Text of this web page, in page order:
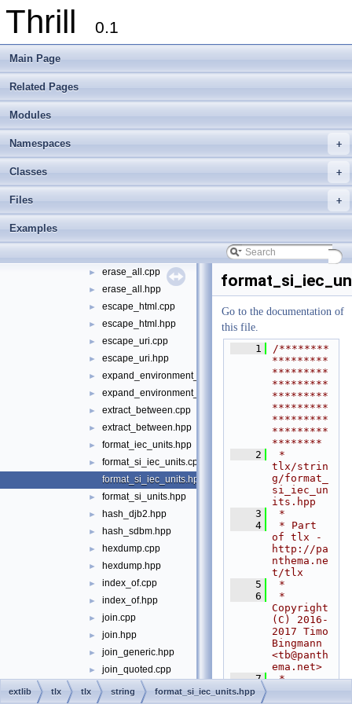
Thrill 0.1
Main Page
Related Pages
Modules
+
Namespaces
+
Classes
+
Files
Examples
► base64.cpp
► base64.hpp
► compare_icase.cpp
► contains_word.hpp
► erase_all.cpp
► erase_all.hpp
► escape_html.cpp
► escape_html.hpp
► escape_uri.cpp
► escape_uri.hpp
► expand_environment_variables.cpp
► expand_environment_variables.hpp
► extract_between.cpp
► extract_between.hpp
► format_iec_units.hpp
►
format_si_iec_units.cpp
format_si_iec_units.hpp
► format_si_units.hpp
► hash_djb2.hpp
► hash_sdbm.hpp
► hexdump.cpp
► hexdump.hpp
► index_of.cpp
► index_of.hpp
► join.cpp
► join.hpp
► join_generic.hpp
► join_quoted.cpp
join_quoted.hpp
Go to the documentation of
this file.
    1
/********
*********
*********
*********
*********
*********
*********
*********
********
    2
*
tlx/strin
g/format_
si_iec_un
its.hpp
    3
*
    4
* Part
of tlx -
http://pa
nthema.ne
t/tlx
    5
*
    6
*
Copyright
(C) 2016-
2017 Timo
Bingmann
<tb@panth
ema.net>
    7
*
    8
extlib tlx tlx string format_si_iec_units.hpp